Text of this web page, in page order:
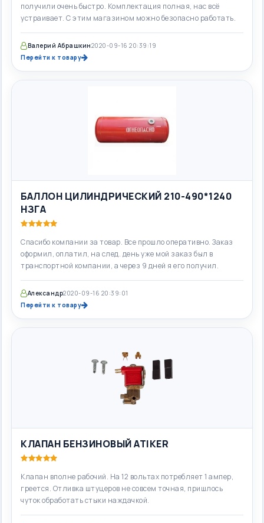
получили очень быстро. Комплектация полная, нас всё
устраивает. С этим магазином можно безопасно работать.
Валерий Абрашкин2020-09-16 20:39:19
Перейти к товару
БАЛЛОН ЦИЛИНДРИЧЕСКИЙ 210-490*1240
НЗГА
Спасибо компании за товар. Все прошло оперативно. Заказ
оформил, оплатил, на след. день уже мой заказ был в
транспортной компании, а через 9 дней я его получил.
Александр2020-09-16 20:39:01
Перейти к товару
КЛАПАН БЕНЗИНОВЫЙ ATIKER
Клапан вполне рабочий. На 12 вольтах потребляет 1 ампер,
греется. Отливка штуцеров не совсем точная, пришлось
чуток обработать стыки наждачкой.